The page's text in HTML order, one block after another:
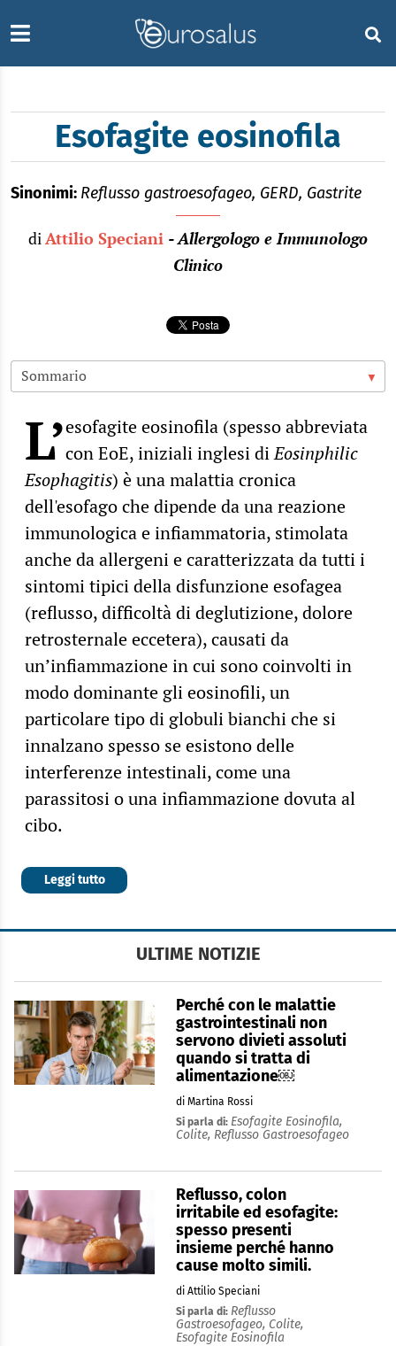
Esofagite eosinofila
Sinonimi: Reflusso gastroesofageo, GERD, Gastrite
diAttilio Speciani - Allergologo e Immunologo
Clinico
L’esofagite eosinofila (spesso abbreviata
con EoE, iniziali inglesi diEosinphilic
Esophagitis) è una malattia cronica
dell'esofago che dipende da una reazione
immunologica e infiammatoria, stimolata
anche da allergeni e caratterizzata da tutti i
sintomi tipici della disfunzione esofagea
(reflusso, difficoltà di deglutizione, dolore
retrosternale eccetera), causati da
un’infiammazione in cui sono coinvolti in
modo dominante gli eosinofili, un
particolare tipo di globuli bianchi che si
innalzano spesso se esistono delle
interferenze intestinali, come una
parassitosi o una infiammazione dovuta al
cibo.
Leggi tutto
ULTIME NOTIZIE
Perché con le malattie
gastrointestinali non
servono divieti assoluti
quando si tratta di
alimentazione￼
di Martina Rossi
Si parla di: Esofagite Eosinofila,
Colite, Reflusso Gastroesofageo
Reflusso, colon
irritabile ed esofagite:
spesso presenti
insieme perché hanno
cause molto simili.
di Attilio Speciani
Si parla di: Reflusso
Gastroesofageo, Colite,
Esofagite Eosinofila